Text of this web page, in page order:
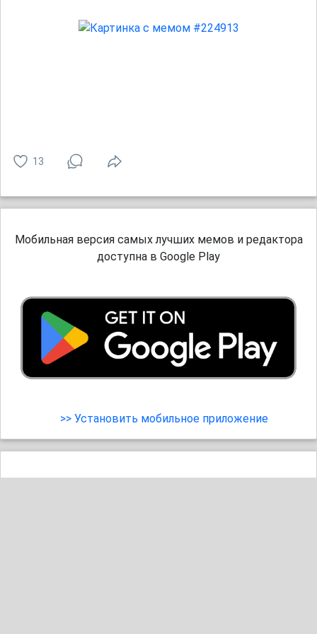
13
Мобильная версия самых лучших мемов и редактора
доступна в Google Play
>> Установить мобильное приложение